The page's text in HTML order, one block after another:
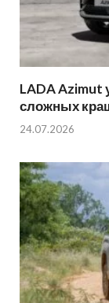
LADA Azimut
сложных
24.07.2026